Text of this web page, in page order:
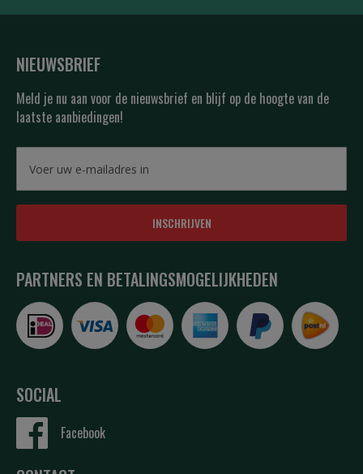
NIEUWSBRIEF
Meld je nu aan voor de nieuwsbrief en blijf op de hoogte van de
laatste aanbiedingen!
INSCHRIJVEN
PARTNERS EN BETALINGSMOGELIJKHEDEN
SOCIAL
Facebook